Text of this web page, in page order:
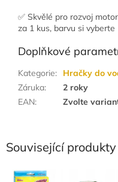
Související produkty
✅ Skvělé pro rozvoj
za 1 kus, barvu si vyberte
Doplňkové
Kategorie:
Hračky do
Záruka:
2 roky
EAN: Zvolte